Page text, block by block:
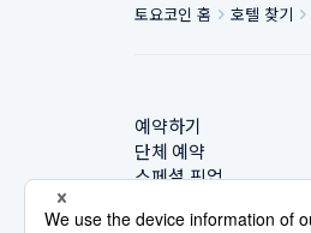
토요코인 홈 호텔 찾기
예약하기
단체 예약
스페셜 픽업